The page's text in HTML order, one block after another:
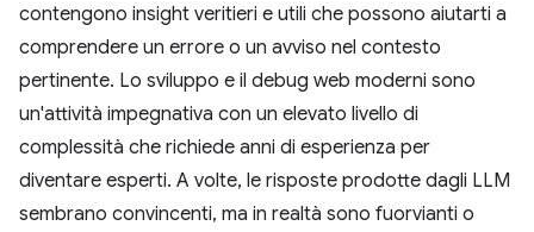
contengono insight veritieri e utili che possono aiutarti a
comprendere un errore o un avviso nel contesto
pertinente. Lo sviluppo e il debug web moderni sono
un'attività impegnativa con un elevato livello di
complessità che richiede anni di esperienza per
diventare esperti. A volte, le risposte prodotte dagli LLM
sembrano convincenti, ma in realtà sono fuorvianti o